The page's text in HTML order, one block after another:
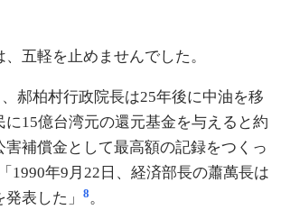
五軽を止めませんでした。
、郝柏村行政院長は25年後に中油を移
に15億台湾元の還元基金を与えると約
害補償金として最高額の記録をつくっ
1990年9月22日、経済部長の蕭萬長は
表した」
8。